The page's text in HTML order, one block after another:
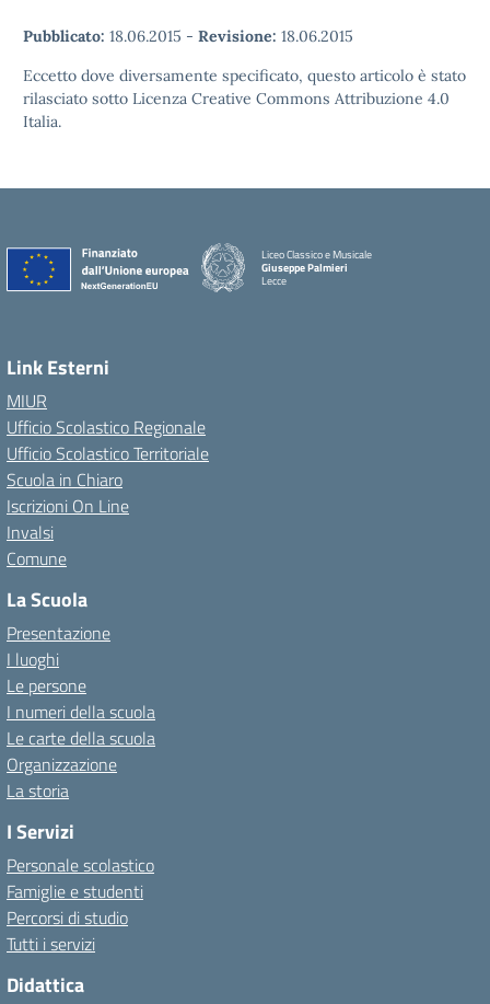
Pubblicato: 18.06.2015 - Revisione: 18.06.2015
Eccetto dove diversamente specificato, questo articolo è stato
rilasciato sotto Licenza Creative Commons Attribuzione 4.0
Italia.
Liceo Classico e Musicale
Giuseppe Palmieri
Lecce
Link Esterni
MIUR
Ufficio Scolastico Regionale
Ufficio Scolastico Territoriale
Scuola in Chiaro
Iscrizioni On Line
Invalsi
Comune
La Scuola
Presentazione
I luoghi
Le persone
I numeri della scuola
Le carte della scuola
Organizzazione
La storia
I Servizi
Personale scolastico
Famiglie e studenti
Percorsi di studio
Tutti i servizi
Didattica